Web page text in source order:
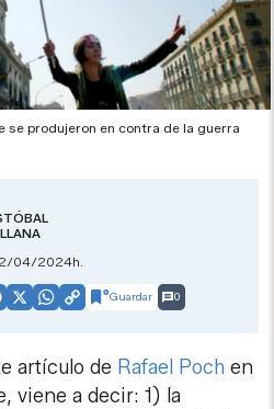
se produjeron en contra de la guerra
04/2024h.
X WhatsApp
CopyGuardar 0
artículo de Rafael Poch en
viene a decir: 1) la